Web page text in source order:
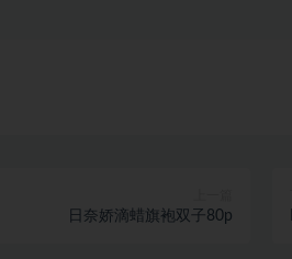
日奈娇滴蜡旗袍双子80p